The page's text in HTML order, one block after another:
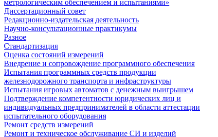
метрологическим обеспечением и испытаниями»
Диссертационный совет
Редакционно-издательская деятельность
Научно-консультационные практикумы
Разное
Стандартизация
Оценка состояний измерений
Внедрение и сопровождение программного обеспечения
Испытания программных средств продукции
железнодорожного транспорта и инфраструктуры
Испытания игровых автоматов с денежным выигрышем
Подтверждение компетентности юридических лиц и
индивидуальных предпринимателей в области аттестации
испытательного оборудования
Ремонт средств измерений
Ремонт и техническое обслуживание СИ и изделий